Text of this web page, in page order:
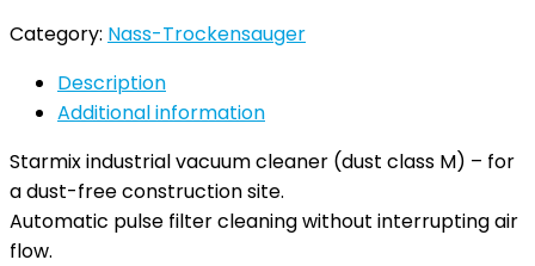
Category: Nass-Trockensauger
Description
Additional information
Starmix industrial vacuum cleaner (dust class M) – for
a dust-free construction site.
Automatic pulse filter cleaning without interrupting air
flow.